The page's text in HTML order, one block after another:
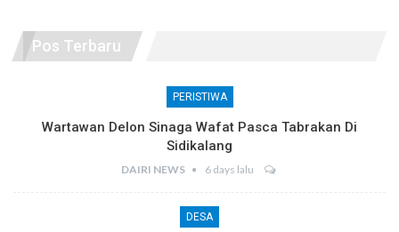
Pos Terbaru
PERISTIWA
Wartawan Delon Sinaga Wafat Pasca Tabrakan Di
Sidikalang
DAIRI NEWS 6 days lalu
DESA